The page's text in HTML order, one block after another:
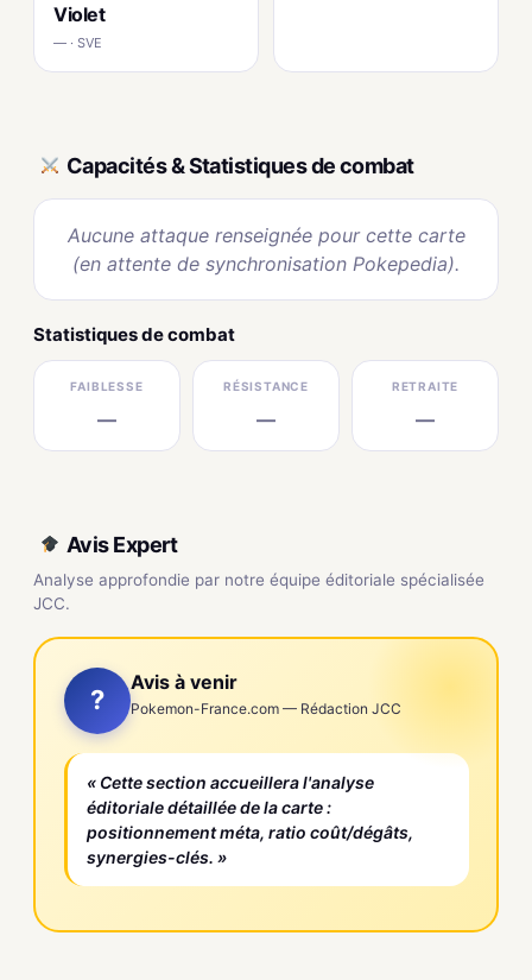
Violet
— · SVE
Capacités & Statistiques de combat
Aucune attaque renseignée pour cette carte
(en attente de synchronisation Pokepedia).
Statistiques de combat
FAIBLESSE
—
RÉSISTANCE
—
RETRAITE
—
Avis Expert
Analyse approfondie par notre équipe éditoriale spécialisée
JCC.
?
Avis à venir
Pokemon-France.com — Rédaction JCC
« Cette section accueillera l'analyse
éditoriale détaillée de la carte :
positionnement méta, ratio coût/dégâts,
synergies-clés. »